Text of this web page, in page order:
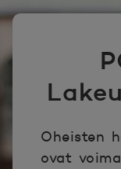
Oheisten
ovat